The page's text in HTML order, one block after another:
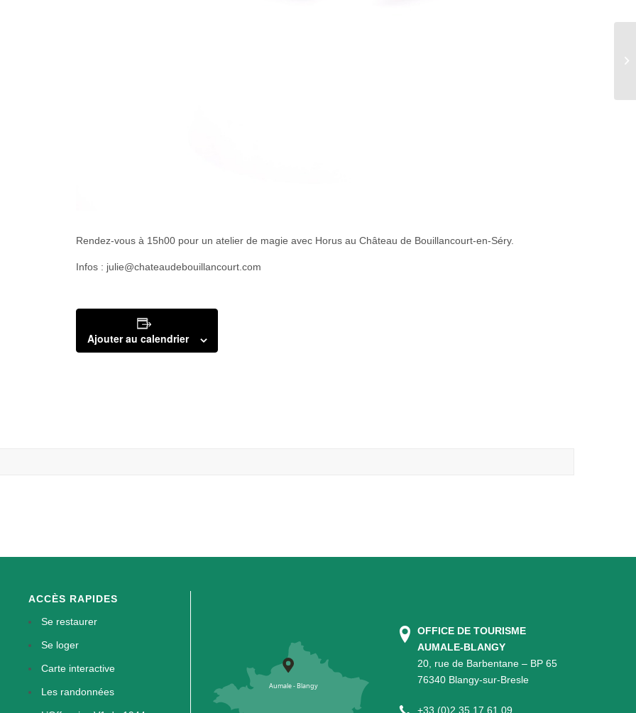
Rendez-vous à 15h00 pour un atelier de magie avec Horus au Château de Bouillancourt-en-Séry.
Infos : julie@chateaudebouillancourt.com
Ajouter au calendrier
ACCÈS RAPIDES
Se restaurer
Se loger
Carte interactive
Les randonnées
OFFICE DE TOURISME
AUMALE-BLANGY
20, rue de Barbentane – BP 65
76340 Blangy-sur-Bresle
+33 (0)2 35 17 61 09